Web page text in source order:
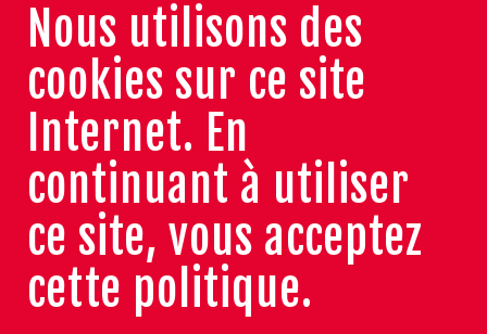
Nous utilisons des
cookies sur ce site
Internet. En
continuant à utiliser
ce site, vous acceptez
cette politique.